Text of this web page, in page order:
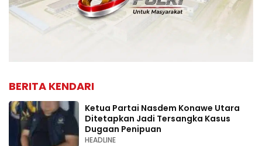
BERITA KENDARI
Ketua Partai Nasdem Konawe Utara
Ditetapkan Jadi Tersangka Kasus
Dugaan Penipuan
HEADLINE